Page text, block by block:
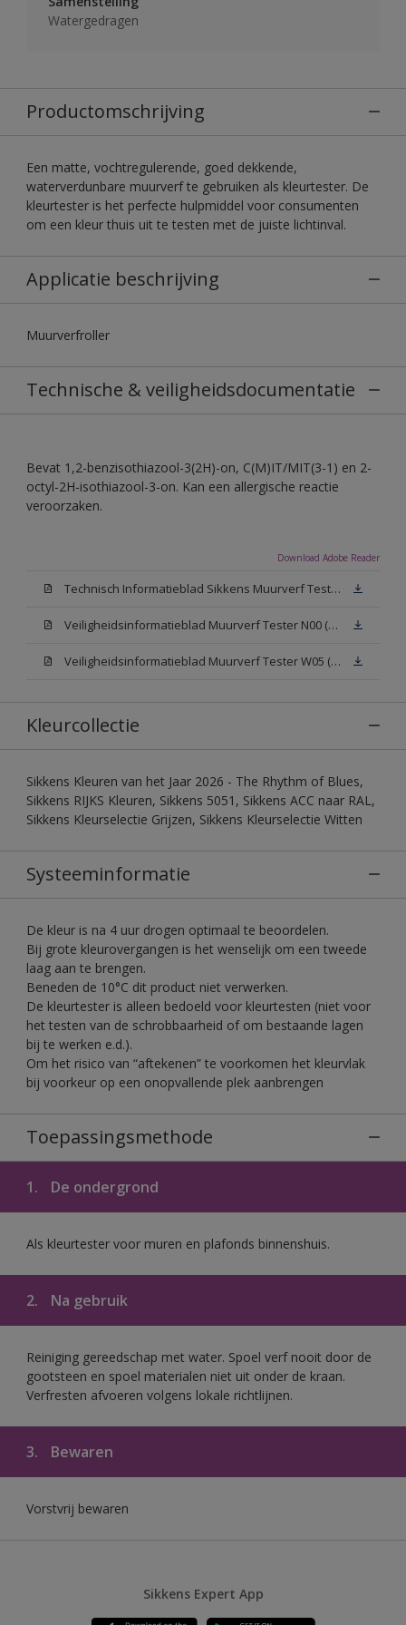
Watergedragen
Productomschrijving
Een matte, vochtregulerende, goed dekkende,
waterverdunbare muurverf te gebruiken als kleurtester. De
kleurtester is het perfecte hulpmiddel voor consumenten
om een kleur thuis uit te testen met de juiste lichtinval.
Applicatie beschrijving
Muurverfroller
Technische & veiligheidsdocumentatie
Bevat 1,2-benzisothiazool-3(2H)-on, C(M)IT/MIT(3-1) en 2-
octyl-2H-isothiazool-3-on. Kan een allergische reactie
veroorzaken.
Download Adobe Reader
Technisch Informatieblad Sikkens Muurverf Tester (PDF)
Veiligheidsinformatieblad Muurverf Tester N00 (PDF)
Veiligheidsinformatieblad Muurverf Tester W05 (PDF)
Kleurcollectie
Sikkens Kleuren van het Jaar 2026 - The Rhythm of Blues,
Sikkens RIJKS Kleuren, Sikkens 5051, Sikkens ACC naar RAL,
Sikkens Kleurselectie Grijzen, Sikkens Kleurselectie Witten
Systeeminformatie
De kleur is na 4 uur drogen optimaal te beoordelen.
Bij grote kleurovergangen is het wenselijk om een tweede
laag aan te brengen.
Beneden de 10°C dit product niet verwerken.
De kleurtester is alleen bedoeld voor kleurtesten (niet voor
het testen van de schrobbaarheid of om bestaande lagen
bij te werken e.d.).
Om het risico van “aftekenen” te voorkomen het kleurvlak
bij voorkeur op een onopvallende plek aanbrengen
Toepassingsmethode
1. De ondergrond
Als kleurtester voor muren en plafonds binnenshuis.
2. Na gebruik
Reiniging gereedschap met water. Spoel verf nooit door de
gootsteen en spoel materialen niet uit onder de kraan.
Verfresten afvoeren volgens lokale richtlijnen.
3. Bewaren
Vorstvrij bewaren
Sikkens Expert App